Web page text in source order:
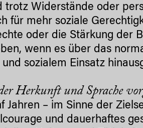
trotz Widerstände oder
für mehr soziale
oder die Stärkung der
wenn es über das
sozialem Einsatz
Herkunft und Sprache
– im Sinne der
und dauerhaftes